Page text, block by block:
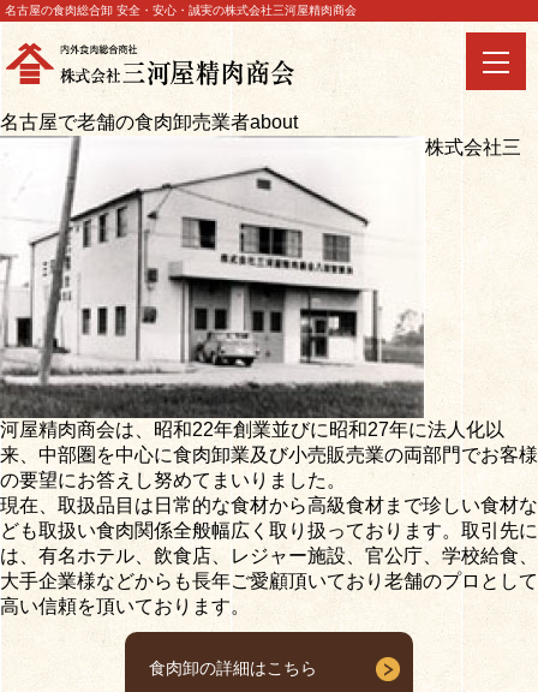
名古屋の食肉総合卸 安全・安心・誠実の株式会社三河屋精肉商会
名古屋で老舗の食肉卸売業者about
株式会社三
河屋精肉商会は、昭和22年創業並びに昭和27年に法人化以
来、中部圏を中心に食肉卸業及び小売販売業の両部門でお客様
の要望にお答えし努めてまいりました。
現在、取扱品目は日常的な食材から高級食材まで珍しい食材な
ども取扱い食肉関係全般幅広く取り扱っております。取引先に
は、有名ホテル、飲食店、レジャー施設、官公庁、学校給食、
大手企業様などからも長年ご愛顧頂いており老舗のプロとして
高い信頼を頂いております。
食肉卸の詳細はこちら